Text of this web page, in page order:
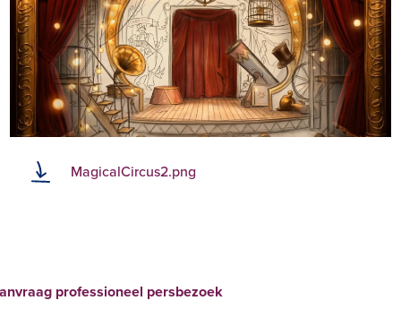
MagicalCircus2.png
professioneel persbezoek